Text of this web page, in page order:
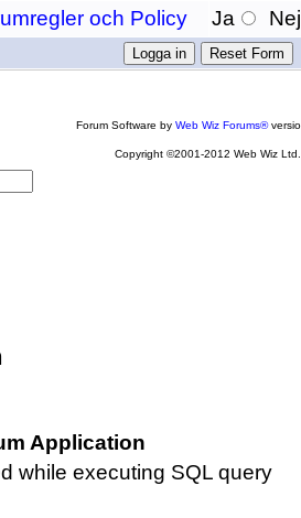
och Policy Ja Nej
Forum Software byWeb Wiz Forums®
Copyright ©2001-2012 Web Wiz Ltd.
Application
while executing SQL query